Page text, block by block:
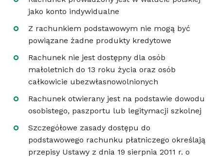
jako konto indywidualne
Z rachunkiem podstawowym nie mogą być
powiązane żadne produkty kredytowe
Rachunek nie jest dostępny dla osób
małoletnich do 13 roku życia oraz osób
całkowicie ubezwłasnowolnionych
Rachunek otwierany jest na podstawie dowodu
osobistego, paszportu lub legitymacji szkolnej
Szczegółowe zasady dostępu do
podstawowego rachunku płatniczego określają
przepisy Ustawy z dnia 19 sierpnia 2011 r. o